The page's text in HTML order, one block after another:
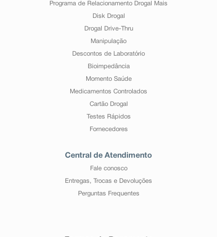
Programa de Relacionamento Drogal Mais
Disk Drogal
Drogal Drive-Thru
Manipulação
Descontos de Laboratório
Bioimpedância
Momento Saúde
Medicamentos Controlados
Cartão Drogal
Testes Rápidos
Fornecedores
Central de Atendimento
Fale conosco
Entregas, Trocas e Devoluções
Perguntas Frequentes